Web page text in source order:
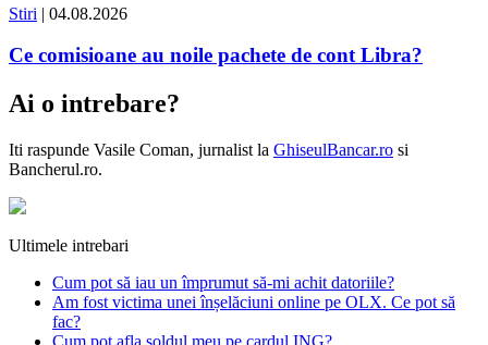
Stiri | 04.08.2026
Ce comisioane au noile pachete de cont Libra?
Ai o intrebare?
Iti raspunde Vasile Coman, jurnalist la GhiseulBancar.ro si
Bancherul.ro.
Ultimele intrebari
Cum pot să iau un împrumut să-mi achit datoriile?
Am fost victima unei înșelăciuni online pe OLX. Ce pot să
fac?